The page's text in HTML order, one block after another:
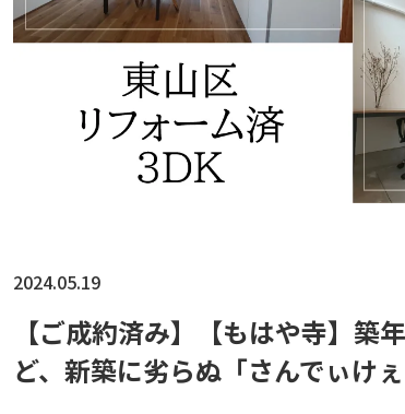
2024.05.19
【ご成約済み】【もはや寺】築
ど、新築に劣らぬ「さんでぃけぇ